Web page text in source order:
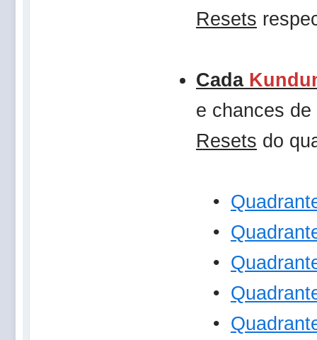
Resets
Cada
e chances
Resets do
•
•
•
•
•